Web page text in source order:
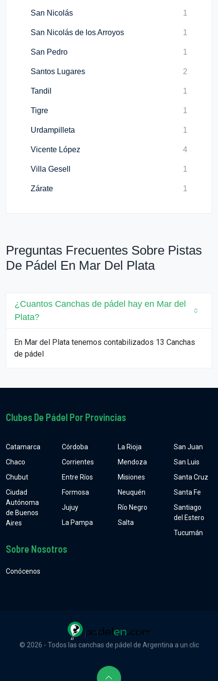
San Nicolás 1
San Nicolás de los Arroyos 1
San Pedro 1
Santos Lugares 2
Tandil 1
Tigre 1
Urdampilleta 1
Vicente López 4
Villa Gesell 1
Zárate 1
Preguntas Frecuentes Sobre Pistas
De Pádel En Mar Del Plata
¿Cuantos Canchas de pádel hay en Mar del
Plata?
En Mar del Plata tenemos contabilizados 13 Canchas
de pádel
Clubes De Pádel Por Provincias
Catamarca
Chaco
Chubut
Ciudad
Autónoma
de Buenos
Aires
Córdoba
Corrientes
Entre Ríos
Formosa
Jujuy
La Pampa
La Rioja
Mendoza
Misiones
Neuquén
Río Negro
Salta
San Juan
San Luis
Santa Cruz
Santa Fe
Santiago
del Estero
Tucumán
Sobre Nosotros
Conócenos
© 2026 - Todos las canchas de pádel de Argentina a un clic